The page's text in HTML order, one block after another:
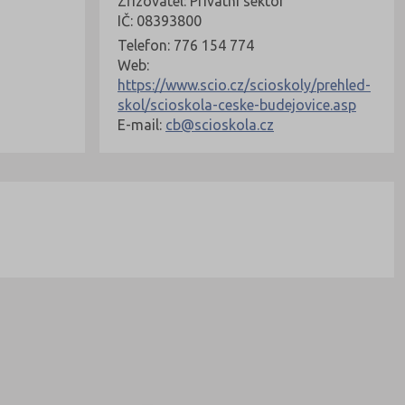
IČ: 08393800
Telefon: 776 154 774
Web:
https://www.scio.cz/scioskoly/prehled-
skol/scioskola-ceske-budejovice.asp
E-mail: cb@scioskola.cz